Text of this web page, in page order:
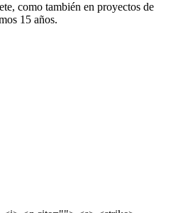
como también en proyectos de
15 años.